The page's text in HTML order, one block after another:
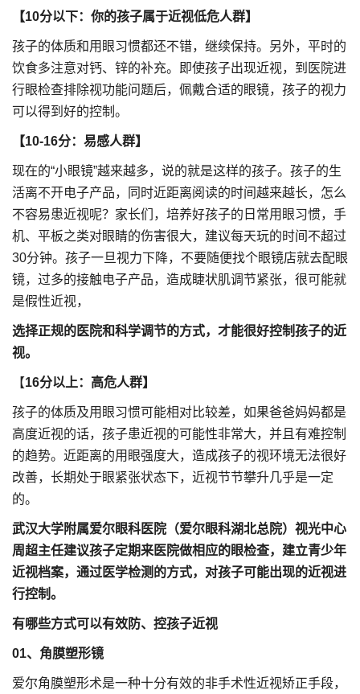
【10分以下： 你的孩子属于近视低危人群】
孩子的体质和用眼习惯都还不错，继续保持。另外，平时的
饮食多注意对钙、锌的补充。即使孩子出现近视，到医院进
行眼检查排除视功能问题后，佩戴合适的眼镜，孩子的视力
可以得到好的控制。
【10-16分： 易感人群】
现在的“小眼镜”越来越多，说的就是这样的孩子。孩子的生
活离不开电子产品，同时近距离阅读的时间越来越长，怎么
不容易患近视呢？家长们，培养好孩子的日常用眼习惯，手
机、平板之类对眼睛的伤害很大，建议每天玩的时间不超过
30分钟。孩子一旦视力下降，不要随便找个眼镜店就去配眼
镜，过多的接触电子产品，造成睫状肌调节紧张，很可能就
是假性近视，
选择正规的医院和科学调节的方式，才能很好控制孩子的近
视。
【16分以上： 高危人群】
孩子的体质及用眼习惯可能相对比较差，如果爸爸妈妈都是
高度近视的话，孩子患近视的可能性非常大，并且有难控制
的趋势。近距离的用眼强度大，造成孩子的视环境无法很好
改善，长期处于眼紧张状态下，近视节节攀升几乎是一定
的。
武汉大学附属爱尔眼科医院（爱尔眼科湖北总院）视光中心
周超主任建议孩子定期来医院做相应的眼检查，建立青少年
近视档案，通过医学检测的方式，对孩子可能出现的近视进
行控制。
有哪些方式可以有效防、控孩子近视
01、角膜塑形镜
爱尔角膜塑形术是一种十分有效的非手术性近视矫正手段，